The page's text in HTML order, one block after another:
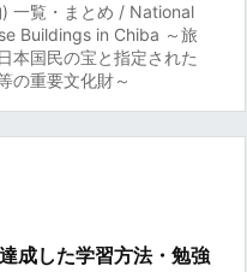
一覧・まとめ / National
Buildings in Chiba ～旅
本国民の宝と指定された
の重要文化財～
成した学習方法・勉強